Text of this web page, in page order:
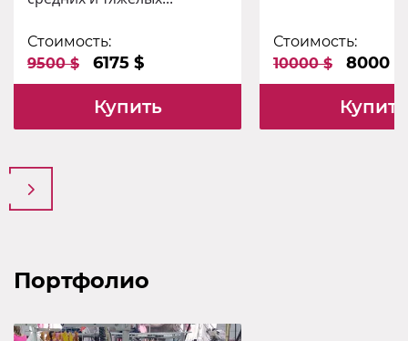
Стоимость:
9500 $
6175 $
Купить
Стоимость:
10000 $
8000 $
Купить
Портфолио